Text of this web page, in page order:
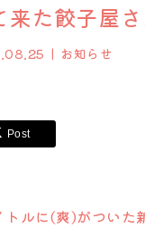
来た餃子屋
お知らせ
Post
トルに(爽)がつい